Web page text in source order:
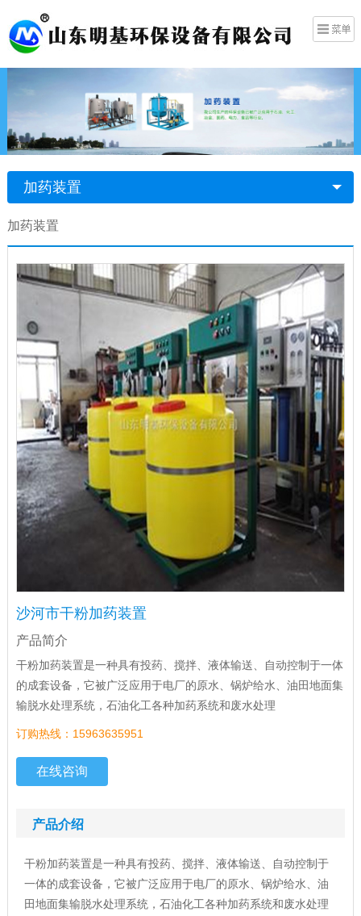
加药装置
加药装置
沙河市干粉加药装置
产品简介
干粉加药装置是一种具有投药、搅拌、液体输送、自动控制于一体
的成套设备，它被广泛应用于电厂的原水、锅炉给水、油田地面集
输脱水处理系统，石油化工各种加药系统和废水处理
订购热线：15963635951
在线咨询
产品介绍
干粉加药装置是一种具有投药、搅拌、液体输送、自动控制于
一体的成套设备，它被广泛应用于电厂的原水、锅炉给水、油
田地面集输脱水处理系统，石油化工各种加药系统和废水处理